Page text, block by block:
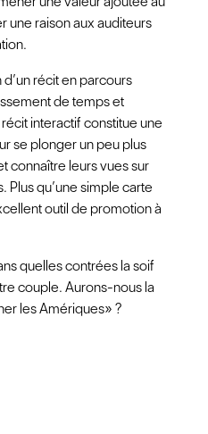
une raison aux auditeurs
récit en parcours
de temps et
interactif constitue une
se plonger un peu plus
connaître leurs vues sur
Plus qu’une simple carte
outil de promotion à
quelles contrées la soif
couple. Aurons-nous la
les Amériques» ?